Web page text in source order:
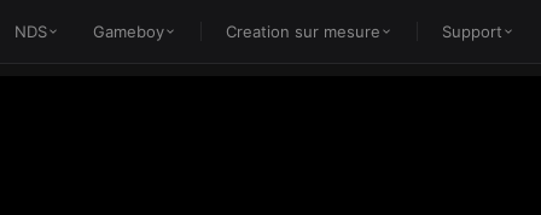
NDS Gameboy Creation sur mesure Support